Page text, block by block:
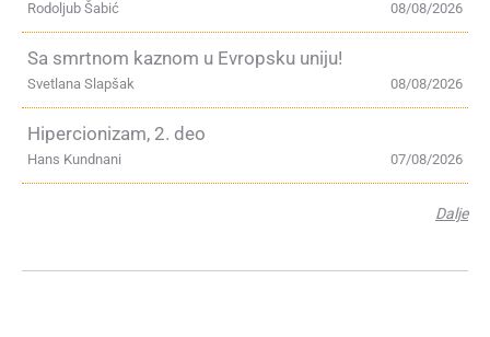
08/08/2026
Rodoljub Šabić
Sa smrtnom kaznom u Evropsku uniju!
08/08/2026
Svetlana Slapšak
Hipercionizam, 2. deo
07/08/2026
Hans Kundnani
Dalje